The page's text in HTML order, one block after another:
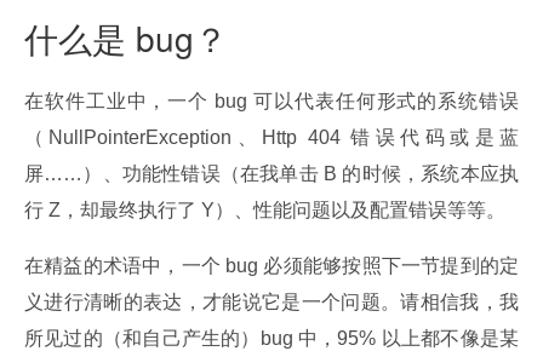
什么是 bug？
在软件工业中，一个 bug 可以代表任何形式的系统错误
（NullPointerException、Http 404 错误代码或是蓝
屏……）、功能性错误（在我单击 B 的时候，系统本应执
行 Z，却最终执行了 Y）、性能问题以及配置错误等等。
在精益的术语中，一个 bug 必须能够按照下一节提到的定
义进行清晰的表达，才能说它是一个问题。请相信我，我
所见过的（和自己产生的）bug 中，95% 以上都不像是某